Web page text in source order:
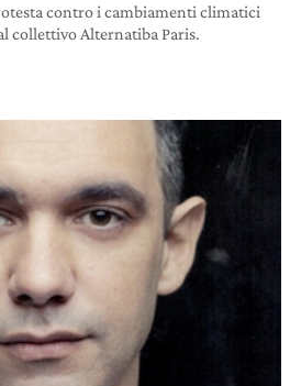
contro i cambiamenti climatici
collettivo Alternatiba Paris.